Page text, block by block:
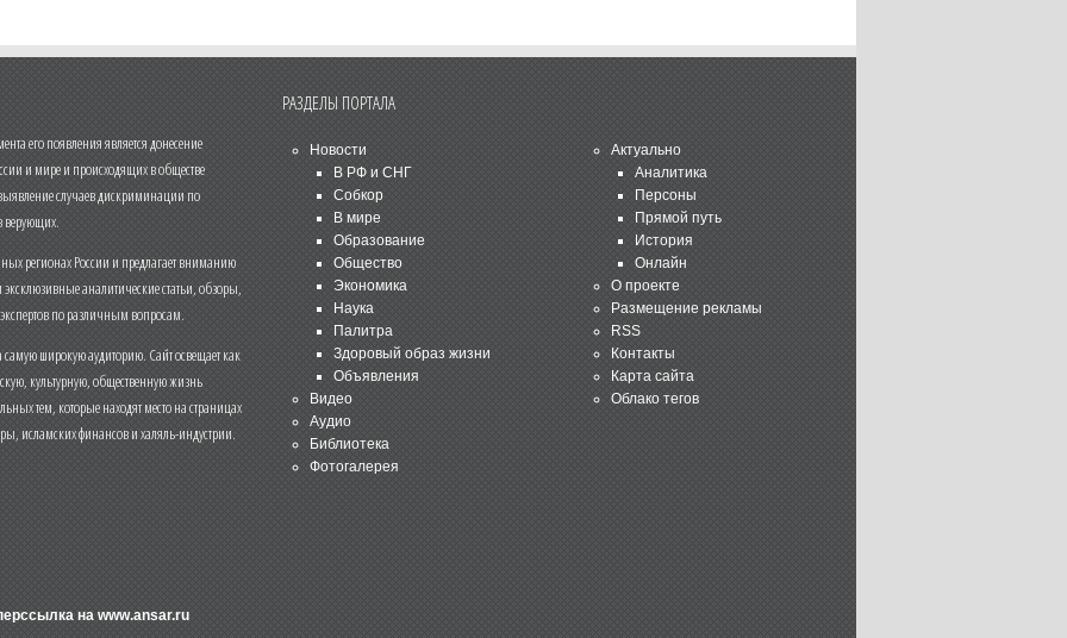
его появления является донесение
и мире и происходящих в обществе
случаев дискриминации по
регионах России и предлагает вниманию
аналитические статьи, обзоры,
по различным вопросам.
широкую аудиторию. Сайт освещает как
культурную, общественную жизнь
тем, которые находят место на страницах
исламских финансов и халяль-индустрии.
на www.ansar.ru
РАЗДЕЛЫ ПОРТАЛА
Новости
В РФ и СНГ
Собкор
В мире
Образование
Общество
Экономика
Наука
Палитра
Здоровый образ жизни
Объявления
Видео
Аудио
Библиотека
Фотогалерея
Актуально
Аналитика
Персоны
Прямой путь
История
Онлайн
О проекте
Размещение рекламы
RSS
Контакты
Карта сайта
Облако тегов